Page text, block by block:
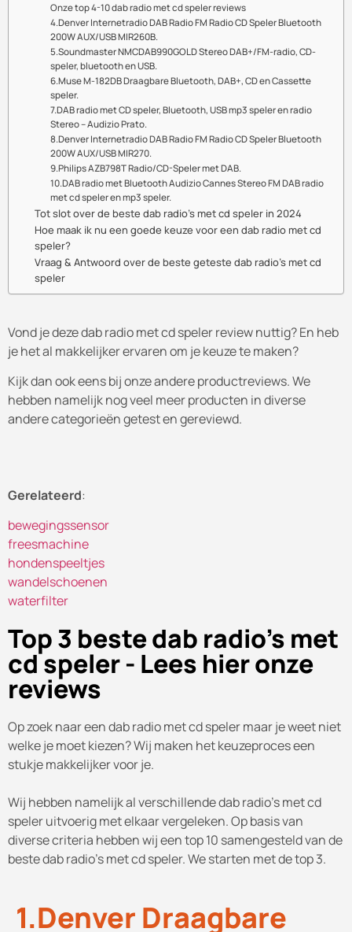
Top 3 beste dab radio's met
cd speler - Lees hier onze
reviews
Op zoek naar een dab radio met cd speler maar je weet niet
welke je moet kiezen? Wij maken het keuzeproces een
stukje makkelijker voor je.
Wij hebben namelijk al verschillende dab radio's met cd
speler uitvoerig met elkaar vergeleken. Op basis van
diverse criteria hebben wij een top 10 samengesteld van de
beste dab radio's met cd speler. We starten met de top 3.
1.Denver Draagbare
Onze top 4-10 dab radio met cd speler reviews
4.Denver Internetradio DAB Radio FM Radio CD Speler Bluetooth
200W AUX/USB MIR260B.
5.Soundmaster NMCDAB990GOLD Stereo DAB+/FM-radio, CD-
speler, bluetooth en USB.
6.Muse M-182DB Draagbare Bluetooth, DAB+, CD en Cassette
speler.
7.DAB radio met CD speler, Bluetooth, USB mp3 speler en radio
Stereo – Audizio Prato.
8.Denver Internetradio DAB Radio FM Radio CD Speler Bluetooth
200W AUX/USB MIR270.
9.Philips AZB798T Radio/CD-Speler met DAB.
10.DAB radio met Bluetooth Audizio Cannes Stereo FM DAB radio
met cd speler en mp3 speler.
Tot slot over de beste dab radio’s met cd speler in 2024
Hoe maak ik nu een goede keuze voor een dab radio met cd
speler?
Vraag & Antwoord over de beste geteste dab radio’s met cd
speler
Vond je deze dab radio met cd speler review nuttig? En heb
je het al makkelijker ervaren om je keuze te maken?
Kijk dan ook eens bij onze andere productreviews. We
hebben namelijk nog veel meer producten in diverse
andere categorieën getest en gereviewd.
Gerelateerd:
bewegingssensor
freesmachine
hondenspeeltjes
wandelschoenen
waterfilter